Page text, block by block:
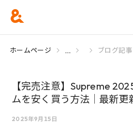
ホームページ ... ブログ記事
【完売注意】Supreme
ムを安く買う方法｜最新
2025年9月15日